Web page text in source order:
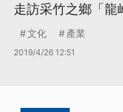
走訪采竹之鄉「龍
文化 產業
2019/4/26 12:51